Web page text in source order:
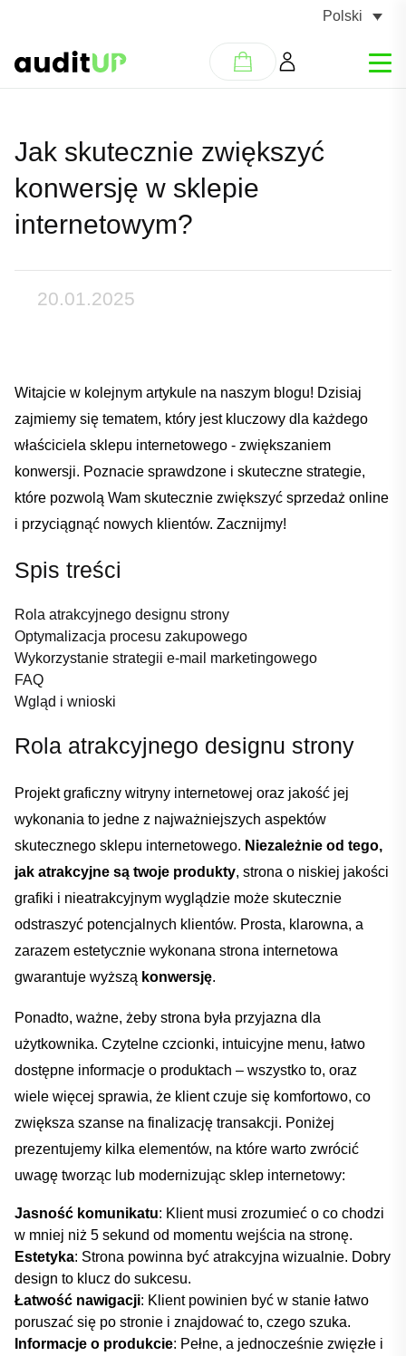
Polski
Jak skutecznie zwiększyć
konwersję w sklepie
internetowym?
20.01.2025
Witajcie w kolejnym⁣ artykule na⁤ naszym blogu! Dzisiaj
zajmiemy ⁣się tematem, który ‍jest ⁢kluczowy ⁤dla ⁢każdego⁣
właściciela⁤ sklepu ⁢internetowego ‌- ‍zwiększaniem‍
konwersji. Poznacie sprawdzone i ⁤skuteczne⁣ strategie,
które pozwolą Wam skutecznie zwiększyć sprzedaż online
i przyciągnąć nowych ‍klientów. Zacznijmy!
Spis ‍treści
Rola atrakcyjnego designu strony
Optymalizacja procesu zakupowego
Wykorzystanie strategii⁢ e-mail marketingowego
FAQ
Wgląd⁣ i⁢ wnioski
Rola atrakcyjnego designu strony
Projekt graficzny witryny internetowej oraz‌ jakość jej
wykonania to ‍jedne z najważniejszych aspektów
skutecznego sklepu internetowego. Niezależnie​ od ‍tego,
jak atrakcyjne są twoje ⁢produkty,⁤ strona o niskiej⁢ jakości‌
grafiki i‌ nieatrakcyjnym wyglądzie może skutecznie
odstraszyć potencjalnych klientów. Prosta, klarowna, a
zarazem‍ estetycznie wykonana strona⁢ internetowa
gwarantuje wyższą konwersję.
Ponadto, ważne, żeby strona była przyjazna‍ dla⁤
użytkownika. Czytelne czcionki, ⁣intuicyjne menu, łatwo
dostępne informacje o‌ produktach –⁣ wszystko⁢ to, oraz
wiele więcej sprawia, że ‍klient czuje się komfortowo, co
zwiększa szanse ​na‍ finalizację transakcji. Poniżej
⁣prezentujemy kilka‍ elementów,‍ na​ które warto zwrócić‌
uwagę tworząc lub modernizując sklep⁣ internetowy:
Jasność komunikatu: Klient musi​ zrozumieć ⁤o co chodzi
w mniej niż 5 sekund od momentu wejścia‍ na stronę.
Estetyka: Strona ⁤powinna ‍być atrakcyjna ​wizualnie. ​Dobry
design⁣ to klucz do⁣ sukcesu.
Łatwość nawigacji: ​Klient ⁣powinien‍ być w stanie łatwo
poruszać się po stronie i znajdować to, czego szuka.
Informacje o produkcie: Pełne, a jednocześnie ​zwięzłe i